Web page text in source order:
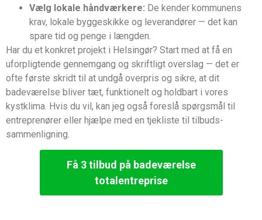
Vælg lokale håndværkere: De kender kommunens
krav, lokale byggeskikke og leverandører — det kan
spare tid og penge i længden.
Har du et konkret projekt i Helsingør? Start med at få en
uforpligtende gennemgang og skriftligt overslag — det er
ofte første skridt til at undgå overpris og sikre, at dit
badeværelse bliver tæt, funktionelt og holdbart i vores
kystklima. Hvis du vil, kan jeg også foreslå spørgsmål til
entreprenører eller hjælpe med en tjekliste til tilbuds­
sammenligning.
Få 3 tilbud på badeværelse
totalentreprise